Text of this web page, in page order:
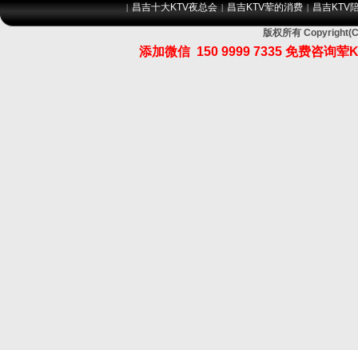
|昌吉十大KTV夜总会 |昌吉KTV荤的消费 |昌吉KTV
版权所有
添加微信 150 9999 7335 免费咨询荤